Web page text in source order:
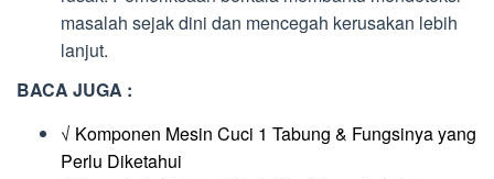
masalah sejak dini dan mencegah kerusakan lebih
lanjut.
BACA JUGA :
√ Komponen Mesin Cuci 1 Tabung & Fungsinya yang
Perlu Diketahui